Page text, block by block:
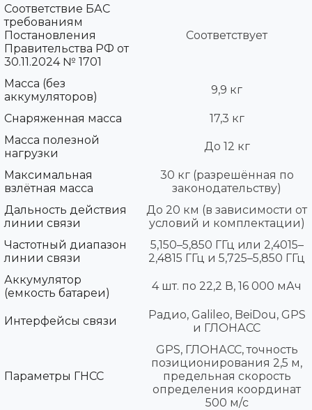
Соответствие БАС
требованиям
Постановления
Правительства РФ от
30.11.2024 № 1701
Соответствует
Масса (без
аккумуляторов)
9,9 кг
Снаряженная масса
17,3 кг
Масса полезной
нагрузки
До 12 кг
Максимальная
взлётная масса
30 кг (разрешённая по
законодательству)
Дальность действия
линии связи
До 20 км (в зависимости от
условий и комплектации)
Частотный диапазон
линии связи
5,150–5,850 ГГц или 2,4015–
2,4815 ГГц и 5,725–5,850 ГГц
Аккумулятор
(емкость батареи)
4 шт. по 22,2 В, 16 000 мАч
Интерфейсы связи
Радио, Galileo, BeiDou, GPS
и ГЛОНАСС
Параметры ГНСС
GPS, ГЛОНАСС, точность
позиционирования 2,5 м,
предельная скорость
определения координат
500 м/с